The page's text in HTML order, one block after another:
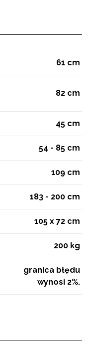
61 cm
82 cm
45 cm
54 - 85 cm
109 cm
183 - 200 cm
105 x 72 cm
200 kg
granica błędu
wynosi 2%.